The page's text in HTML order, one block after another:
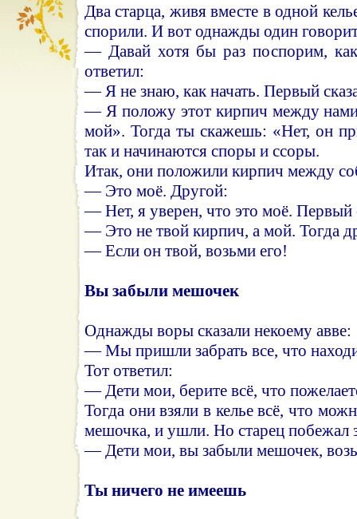
Два старца, живя вместе в одной
спорили. И вот однажды один
— Давай хотя бы раз поспорим,
ответил:
— Я не знаю, как начать. Первый
— Я положу этот кирпич между
мой». Тогда ты скажешь: «Нет, он
так и начинаются споры и ссоры.
Итак, они положили кирпич между
— Это моё. Другой:
— Нет, я уверен, что это моё. Первый
— Это не твой кирпич, а мой. Тогда
— Если он твой, возьми его!
Вы забыли мешочек
Однажды воры сказали некоему авве:
— Мы пришли забрать все, что
Тот ответил:
— Дети мои, берите всё, что
Тогда они взяли в келье всё, что
мешочка, и ушли. Но старец побежал
— Дети мои, вы забыли мешочек,
Ты ничего не имеешь